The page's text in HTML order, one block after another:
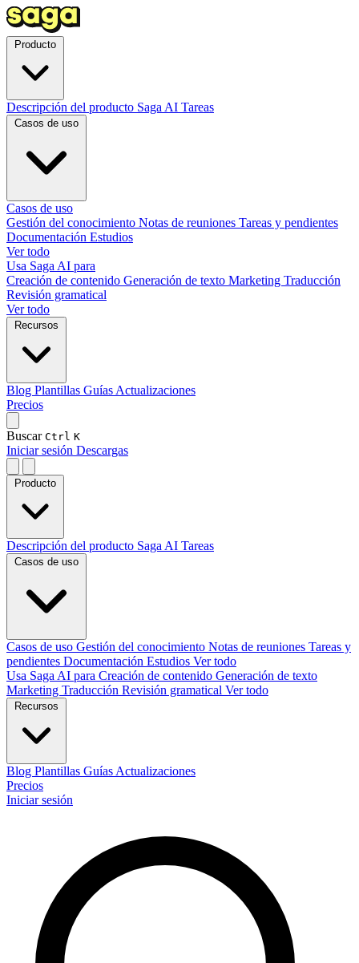
Descripción del producto Saga AI Tareas
Casos de uso
Gestión del conocimiento Notas de reuniones Tareas y pendientes
Documentación Estudios
Ver todo
Usa Saga AI para
Creación de contenido Generación de texto Marketing Traducción
Revisión gramatical
Ver todo
Blog Plantillas Guías Actualizaciones
Precios
Buscar Ctrl K
Iniciar sesión Descargas
Descripción del producto Saga AI Tareas
Casos de uso Gestión del conocimiento Notas de reuniones Tareas y
pendientes Documentación Estudios Ver todo
Usa Saga AI para Creación de contenido Generación de texto
Marketing Traducción Revisión gramatical Ver todo
Blog Plantillas Guías Actualizaciones
Precios
Iniciar sesión